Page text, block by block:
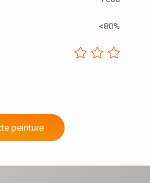
<80%
peinture